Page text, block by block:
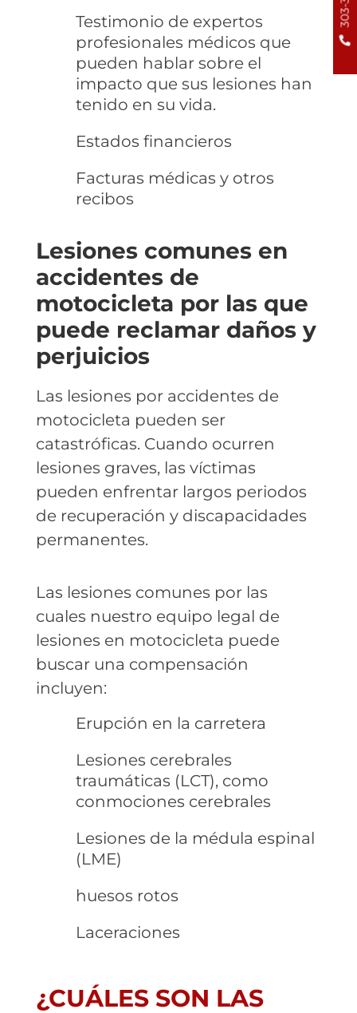
Testimonio de expertos
profesionales médicos que
pueden hablar sobre el
impacto que sus lesiones han
tenido en su vida.
Estados financieros
Facturas médicas y otros
recibos
Lesiones comunes en
accidentes de
motocicleta por las que
puede reclamar daños y
perjuicios
Las lesiones por accidentes de
motocicleta pueden ser
catastróficas. Cuando ocurren
lesiones graves, las víctimas
pueden enfrentar largos periodos
de recuperación y discapacidades
permanentes.
Las lesiones comunes por las
cuales nuestro equipo legal de
lesiones en motocicleta puede
buscar una compensación
incluyen:
Erupción en la carretera
Lesiones cerebrales
traumáticas (LCT), como
conmociones cerebrales
Lesiones de la médula espinal
(LME)
huesos rotos
Laceraciones
¿CUÁLES SON LAS